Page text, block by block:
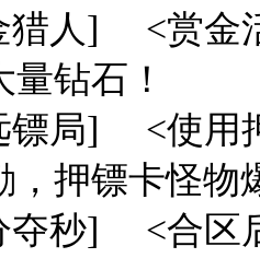
猎人] <赏金
钻石！
镖局] <使用
，押镖卡怪物
夺秒] <合区